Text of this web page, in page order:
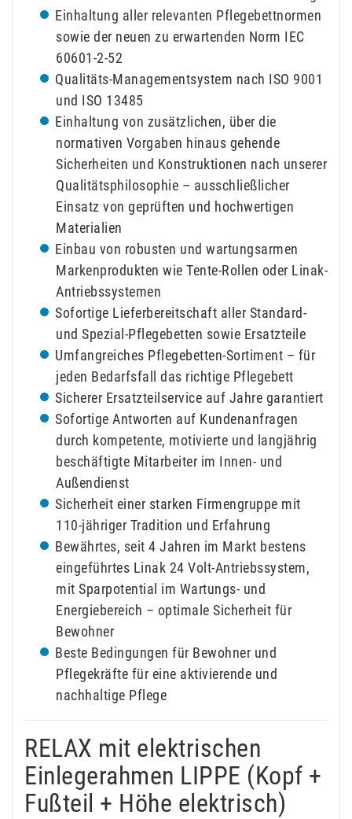
Einhaltung aller relevanten Pflegebettnormen
sowie der neuen zu erwartenden Norm IEC
60601-2-52
Qualitäts-Managementsystem nach ISO 9001
und ISO 13485
Einhaltung von zusätzlichen, über die
normativen Vorgaben hinaus gehende
Sicherheiten und Konstruktionen nach unserer
Qualitätsphilosophie – ausschließlicher
Einsatz von geprüften und hochwertigen
Materialien
Einbau von robusten und wartungsarmen
Markenprodukten wie Tente-Rollen oder Linak-
Antriebssystemen
Sofortige Lieferbereitschaft aller Standard-
und Spezial-Pflegebetten sowie Ersatzteile
Umfangreiches Pflegebetten-Sortiment – für
jeden Bedarfsfall das richtige Pflegebett
Sicherer Ersatzteilservice auf Jahre garantiert
Sofortige Antworten auf Kundenanfragen
durch kompetente, motivierte und langjährig
beschäftigte Mitarbeiter im Innen- und
Außendienst
Sicherheit einer starken Firmengruppe mit
110-jähriger Tradition und Erfahrung
Bewährtes, seit 4 Jahren im Markt bestens
eingeführtes Linak 24 Volt-Antriebssystem,
mit Sparpotential im Wartungs- und
Energiebereich – optimale Sicherheit für
Bewohner
Beste Bedingungen für Bewohner und
Pflegekräfte für eine aktivierende und
nachhaltige Pflege
RELAX mit elektrischen
Einlegerahmen LIPPE (Kopf +
Fußteil + Höhe elektrisch)